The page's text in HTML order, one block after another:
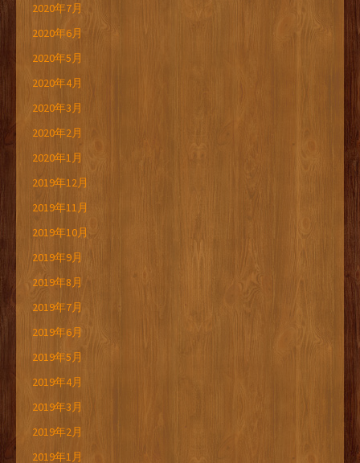
2020年7月
2020年6月
2020年5月
2020年4月
2020年3月
2020年2月
2020年1月
2019年12月
2019年11月
2019年10月
2019年9月
2019年8月
2019年7月
2019年6月
2019年5月
2019年4月
2019年3月
2019年2月
2019年1月